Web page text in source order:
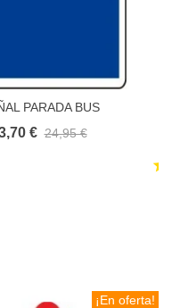
Añadir al carrito
PARADA BUS
€ 24,95 €
¡En oferta!